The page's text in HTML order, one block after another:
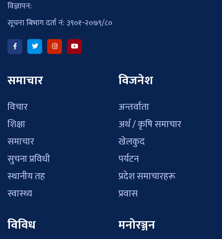
विज्ञापन:
सूचना बिभाग दर्ता नं: ३९०१-२०७९/८०
समाचार
विचार
शिक्षा
समाचार
सुचना प्रविधी
स्थानीय तह
स्वास्थ्य
विजनेश
अन्तर्वाता
अर्थ / कृषि समाचार
खेलकुद
पर्यटन
प्रदेश समाचारहरू
प्रवास
विविध मनोरञ्जन